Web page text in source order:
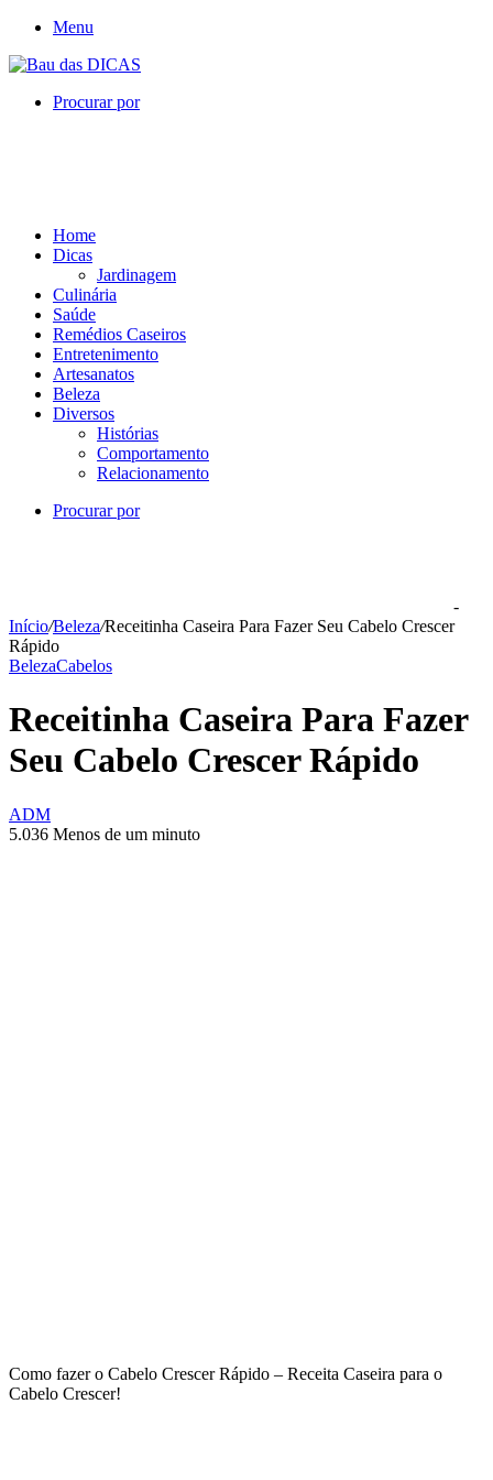
Menu
Procurar por
Home
Dicas
Jardinagem
Culinária
Saúde
Remédios Caseiros
Entretenimento
Artesanatos
Beleza
Diversos
Histórias
Comportamento
Relacionamento
Procurar por
-
Início/Beleza/Receitinha Caseira Para Fazer Seu Cabelo Crescer
Rápido
BelezaCabelos
Receitinha Caseira Para Fazer
Seu Cabelo Crescer Rápido
ADM
5.036 Menos de um minuto
Como fazer o Cabelo Crescer Rápido – Receita Caseira para o
Cabelo Crescer!